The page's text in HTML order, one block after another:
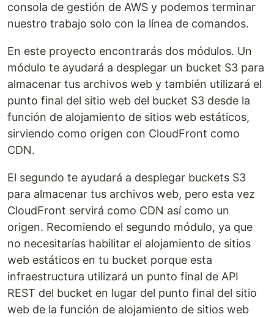
consola de gestión de AWS y podemos terminar
nuestro trabajo solo con la línea de comandos.
En este proyecto encontrarás dos módulos. Un
módulo te ayudará a desplegar un bucket S3 para
almacenar tus archivos web y también utilizará el
punto final del sitio web del bucket S3 desde la
función de alojamiento de sitios web estáticos,
sirviendo como origen con CloudFront como
CDN.
El segundo te ayudará a desplegar buckets S3
para almacenar tus archivos web, pero esta vez
CloudFront servirá como CDN así como un
origen. Recomiendo el segundo módulo, ya que
no necesitarías habilitar el alojamiento de sitios
web estáticos en tu bucket porque esta
infraestructura utilizará un punto final de API
REST del bucket en lugar del punto final del sitio
web de la función de alojamiento de sitios web